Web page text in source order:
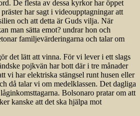
De flesta av dessa kyrkor har öppet
har sagt i videoupptagningar att
och att detta är Guds vilja. När
man sätta emot? undrar hon och
familjevärderingarna och talar om
det lätt att vinna. För vi lever i ett slags
pojkvän har bott där i tre månader
vi har elektriska stängsel runt husen eller
då talar vi om medelklassen. Det dagliga
Bolsonaro pratar om att
kanske att det ska hjälpa mot